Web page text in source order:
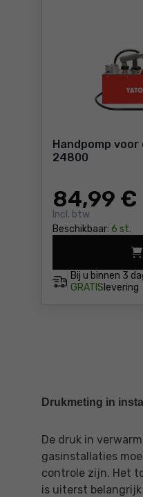
Handpomp
24800
84,99 €
Incl. btw
Beschikbaar: 6 st.
Bij u binnen 3
GRATIS levering
Drukmeting in
De druk in
gasinstallaties
controle zijn. Het
is uiterst